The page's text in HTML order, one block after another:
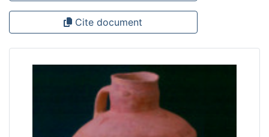
Cite document